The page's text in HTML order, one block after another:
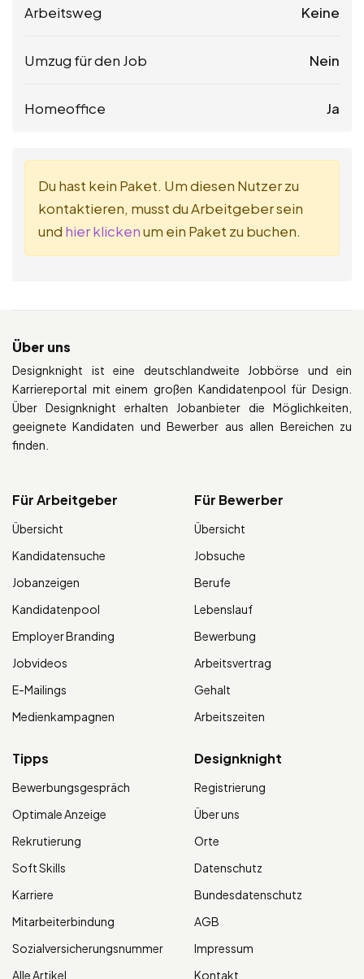
Arbeitsweg Keine
Umzug für den Job Nein
Homeoffice Ja
Du hast kein Paket. Um diesen Nutzer zu
kontaktieren, musst du Arbeitgeber sein
und hier klickenum ein Paket zu buchen.
Über uns
Designknight ist eine deutschlandweite Jobbörse und ein
Karriereportal mit einem großen Kandidatenpool für Design.
Über Designknight erhalten Jobanbieter die Möglichkeiten,
geeignete Kandidaten und Bewerber aus allen Bereichen zu
finden.
Für Arbeitgeber
Übersicht
Kandidatensuche
Jobanzeigen
Kandidatenpool
Employer Branding
Jobvideos
E-Mailings
Medienkampagnen
Für Bewerber
Übersicht
Jobsuche
Berufe
Lebenslauf
Bewerbung
Arbeitsvertrag
Gehalt
Arbeitszeiten
Tipps
Bewerbungsgespräch
Optimale Anzeige
Rekrutierung
Soft Skills
Karriere
Mitarbeiterbindung
Sozialversicherungsnummer
Alle Artikel
Designknight
Registrierung
Über uns
Orte
Datenschutz
Bundesdatenschutz
AGB
Impressum
Kontakt